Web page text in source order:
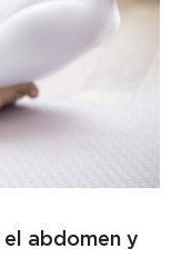
el abdomen y